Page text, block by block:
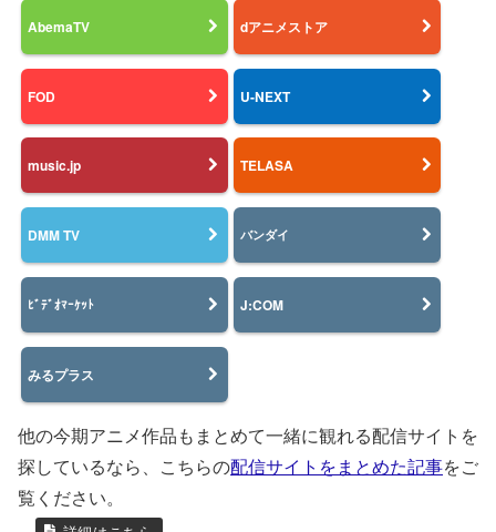
AbemaTV dアニメストア
FOD U-NEXT
music.jp TELASA
DMM TV バンダイ
ﾋﾞﾃﾞｵﾏｰｹｯﾄ J:COM
みるプラス
他の今期アニメ作品もまとめて一緒に観れる配信サイトを
探しているなら、こちらの配信サイトをまとめた記事をご
覧ください。